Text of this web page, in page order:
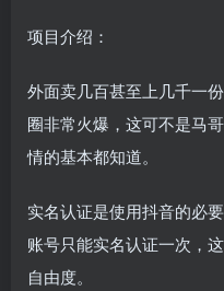
项目介绍：
外面卖几百甚至上几千一
圈非常火爆，这可不是马
情的基本都知道。
实名认证是使用抖音的必
账号只能实名认证一次，
自由度。